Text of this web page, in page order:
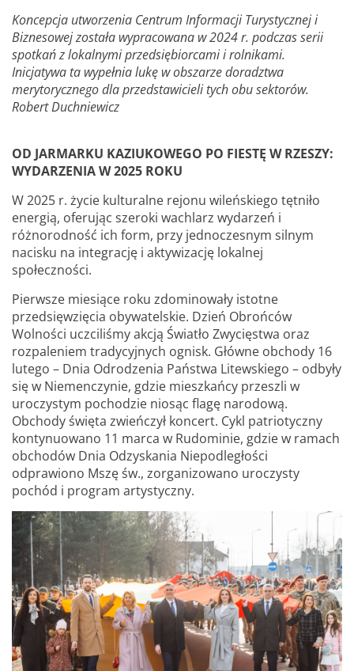
Koncepcja utworzenia Centrum Informacji Turystycznej i
Biznesowej została wypracowana w 2024 r. podczas serii
spotkań z lokalnymi przedsiębiorcami i rolnikami.
Inicjatywa ta wypełnia lukę w obszarze doradztwa
merytorycznego dla przedstawicieli tych obu sektorów.
Robert Duchniewicz
OD JARMARKU KAZIUKOWEGO PO FIESTĘ W RZESZY:
WYDARZENIA W 2025 ROKU
W 2025 r. życie kulturalne rejonu wileńskiego tętniło
energią, oferując szeroki wachlarz wydarzeń i
różnorodność ich form, przy jednoczesnym silnym
nacisku na integrację i aktywizację lokalnej
społeczności.
Pierwsze miesiące roku zdominowały istotne
przedsięwzięcia obywatelskie. Dzień Obrońców
Wolności uczciliśmy akcją Światło Zwycięstwa oraz
rozpaleniem tradycyjnych ognisk. Główne obchody 16
lutego – Dnia Odrodzenia Państwa Litewskiego – odbyły
się w Niemenczynie, gdzie mieszkańcy przeszli w
uroczystym pochodzie niosąc flagę narodową.
Obchody święta zwieńczył koncert. Cykl patriotyczny
kontynuowano 11 marca w Rudominie, gdzie w ramach
obchodów Dnia Odzyskania Niepodległości
odprawiono Mszę św., zorganizowano uroczysty
pochód i program artystyczny.